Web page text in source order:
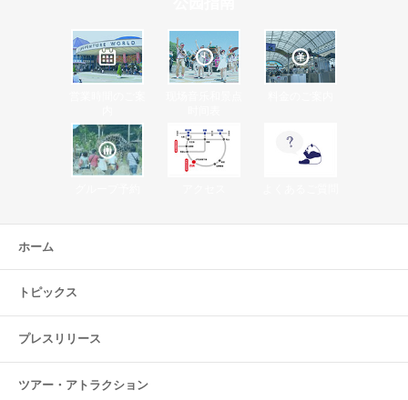
ホーム
トピックス
プレスリリース
ツアー・ アトラクション